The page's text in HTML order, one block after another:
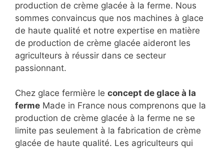
production de crème glacée à la ferme. Nous
sommes convaincus que nos machines à glace
de haute qualité et notre expertise en matière
de production de crème glacée aideront les
agriculteurs à réussir dans ce secteur
passionnant.
Chez glace fermière le concept de glace à la
ferme Made in France nous comprenons que la
production de crème glacée à la ferme ne se
limite pas seulement à la fabrication de crème
glacée de haute qualité. Les agriculteurs qui